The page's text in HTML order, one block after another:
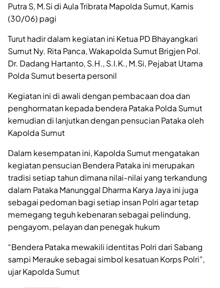
Putra S, M.Si di Aula Tribrata Mapolda Sumut, Kamis
(30/06) pagi
Turut hadir dalam kegiatan ini Ketua PD Bhayangkari
Sumut Ny. Rita Panca, Wakapolda Sumut Brigjen Pol.
Dr. Dadang Hartanto, S.H., S.I.K., M.Si, Pejabat Utama
Polda Sumut beserta personil
Kegiatan ini di awali dengan pembacaan doa dan
penghormatan kepada bendera Pataka Polda Sumut
kemudian di lanjutkan dengan pensucian Pataka oleh
Kapolda Sumut
Dalam kesempatan ini, Kapolda Sumut mengatakan
kegiatan pensucian Bendera Pataka ini merupakan
tradisi setiap tahun dimana nilai-nilai yang terkandung
dalam Pataka Manunggal Dharma Karya Jaya ini juga
sebagai pedoman bagi setiap insan Polri agar tetap
memegang teguh kebenaran sebagai pelindung,
pengayom, pelayan dan penegak hukum
“Bendera Pataka mewakili identitas Polri dari Sabang
sampi Merauke sebagai simbol kesatuan Korps Polri”,
ujar Kapolda Sumut